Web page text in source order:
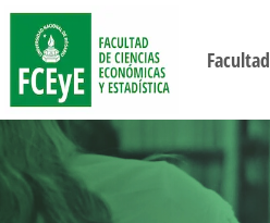
Facultad